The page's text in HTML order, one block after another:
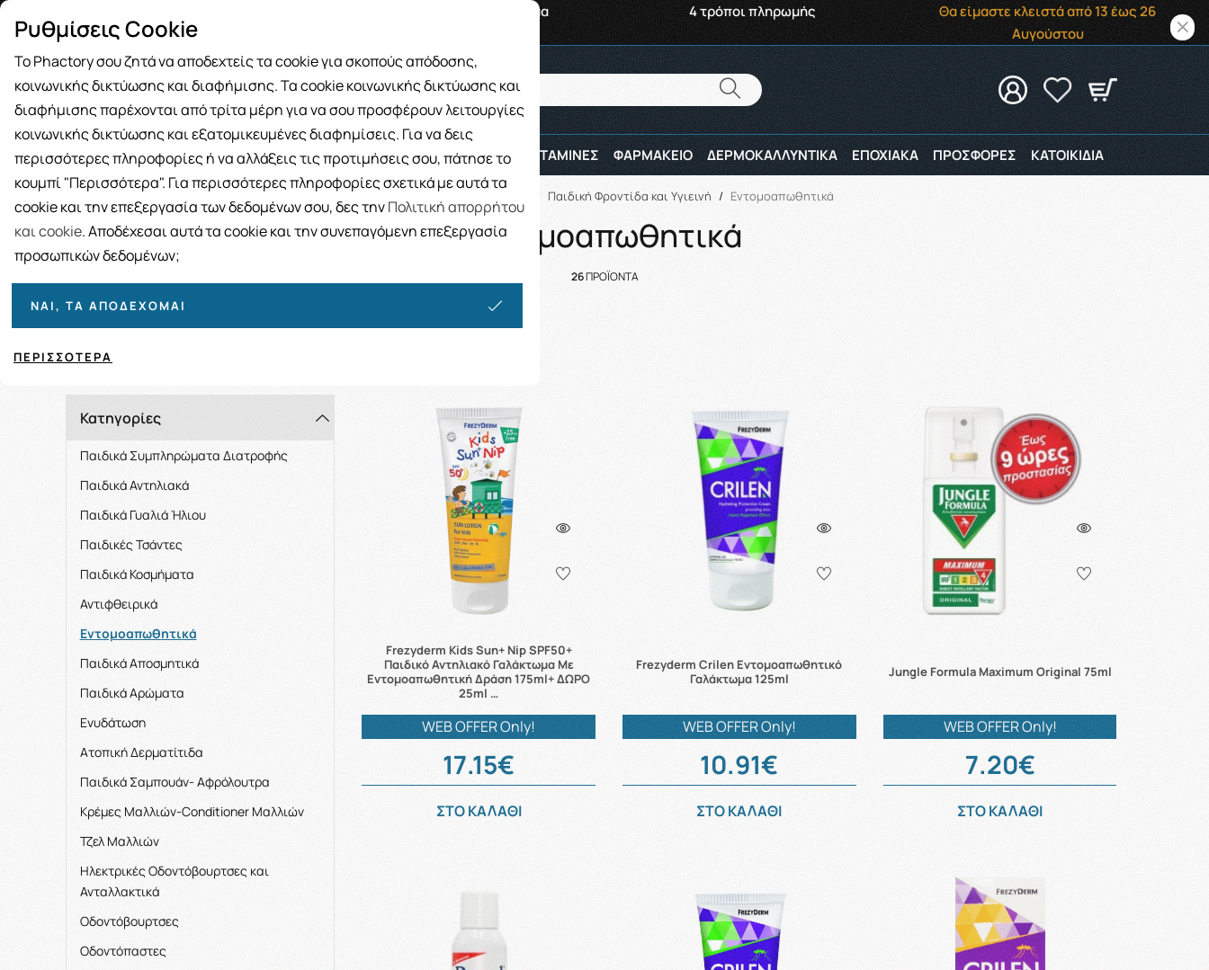
των 49€
Παραλαβή από το Κατάστημα 4 τρόποι πληρωμής
Θα είμαστε κλειστά από 13 έως 26
Αυγούστου
Αναζήτηση
BRANDS ΓΥΝΑΙΚΑ ΑΝΔΡΑΣ ΜΗΤΕΡΑ ΚΑΙ ΠΑΙΔΙ ΑΘΛΗΤΕΣ ΒΙΤΑΜΙΝΕΣ ΦΑΡΜΑΚΕΙΟ ΔΕΡΜΟΚΑΛΛΥΝΤΙΚΑ ΕΠΟΧΙΑΚΑ ΠΡΟΣΦΟΡΕΣ ΚΑΤΟΙΚΙΔΙΑ
Αναζήτηση
ΜΗΤΕΡΑ ΚΑΙ ΠΑΙΔΙ Παιδική Φροντίδα και Υγιεινή / Εντομοαπωθητικά
Εντομοαπωθητικά
26ΠΡΟΪΟΝΤΑ
Ταξινόμηση
Κατηγορίες
Παιδικά Συμπληρώματα Διατροφής
Παιδικά Αντηλιακά
Παιδικά Γυαλιά Ήλιου
Παιδικές Τσάντες
Παιδικά Κοσμήματα
Αντιφθειρικά
Εντομοαπωθητικά
Παιδικά Αποσμητικά
Παιδικά Αρώματα
Ενυδάτωση
Ατοπική Δερματίτιδα
Παιδικά Σαμπουάν- Αφρόλουτρα
Kρέμες Μαλλιών-Conditioner Μαλλιών
Τζελ Μαλλιών
Ηλεκτρικές Οδοντόβουρτσες και
Ανταλλακτικά
Οδοντόβουρτσες
Οδοντόπαστες
Frezyderm Kids Sun+ Nip SPF50+
Παιδικό Αντηλιακό Γαλάκτωμα Με
Εντομοαπωθητική Δράση 175ml+ ΔΩΡΟ
25ml …
WEB OFFER Only!
17.15€
ΣΤΟ ΚΑΛΑΘΙ
Frezyderm Crilen Εντομοαπωθητικό
Γαλάκτωμα 125ml
WEB OFFER Only!
10.91€
ΣΤΟ ΚΑΛΑΘΙ
Jungle Formula Maximum Original 75ml
WEB OFFER Only!
7.20€
ΣΤΟ ΚΑΛΑΘΙ
Ρυθμίσεις Cookie
Το Phactory σου ζητά να αποδεχτείς τα cookie για σκοπούς απόδοσης,
κοινωνικής δικτύωσης και διαφήμισης. Τα cookie κοινωνικής δικτύωσης και
διαφήμισης παρέχονται από τρίτα μέρη για να σου προσφέρουν λειτουργίες
κοινωνικής δικτύωσης και εξατομικευμένες διαφημίσεις. Για να δεις
περισσότερες πληροφορίες ή να αλλάξεις τις προτιμήσεις σου, πάτησε το
κουμπί "Περισσότερα". Για περισσότερες πληροφορίες σχετικά με αυτά τα
cookie και την επεξεργασία των δεδομένων σου, δες τηνΠολιτική απορρήτου
και cookie. Αποδέχεσαι αυτά τα cookie και την συνεπαγόμενη επεξεργασία
προσωπικών δεδομένων;
ΝΑΙ, ΤΑ ΑΠΟΔΈΧΟΜΑΙ
ΠΕΡΙΣΣΌΤΕΡΑ